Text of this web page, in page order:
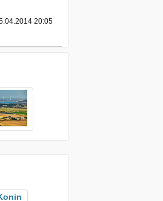
20:05